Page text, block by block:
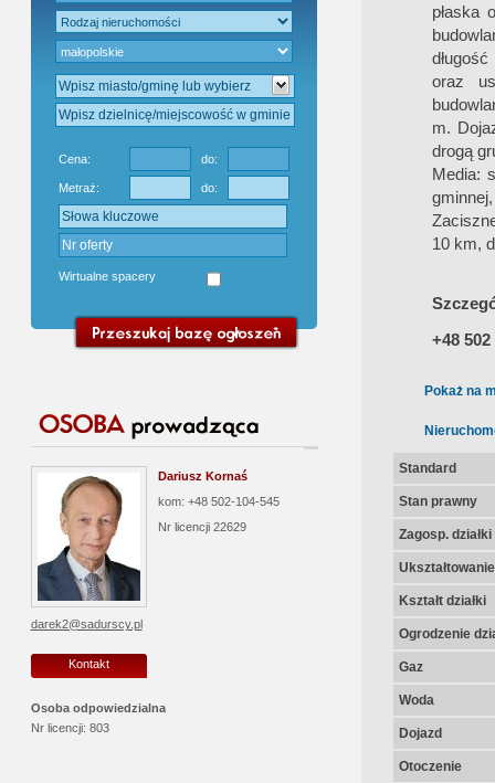
Cena: do:
Metraż: do:
Wirtualne spacery
Dariusz Kornaś
kom: +48 502-104-545
Nr licencji 22629
darek2@sadurscy.pl
Kontakt
Osoba odpowiedzialna
Nr licencji: 803
płaska
oraz
m.
drogą
Media:
10 km,
Sz
+48 502
Pokaż na
Standard
Stan prawny
Zagosp. działki
Kształt działki
Ogrodzenie
Gaz
Woda
Dojazd
Otoczenie